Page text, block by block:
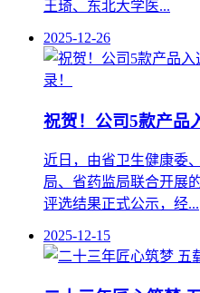
王琦、东北大学医...
2025-12-26
祝贺！公司5款产品
近日，由省卫生健康委
局、省药监局联合开展
评选结果正式公示，经...
2025-12-15